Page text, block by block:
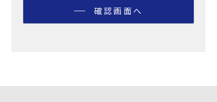
確認画面へ